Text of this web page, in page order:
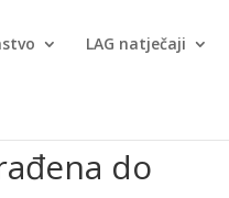
LAG natječaji
do